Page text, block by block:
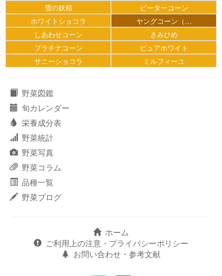
雪の妖精
ピーターコーン
ホワイトショコラ
ヤングコーン（…
しあわせコーン
きみひめ
プラチナコーン
ピュアホワイト
サニーショコラ
ミルフィーユ
野菜図鑑
旬カレンダー
栄養成分表
野菜統計
野菜写真
野菜コラム
品種一覧
野菜ブログ
ホーム
ご利用上の注意・プライバシーポリシー
お問い合わせ・参考文献